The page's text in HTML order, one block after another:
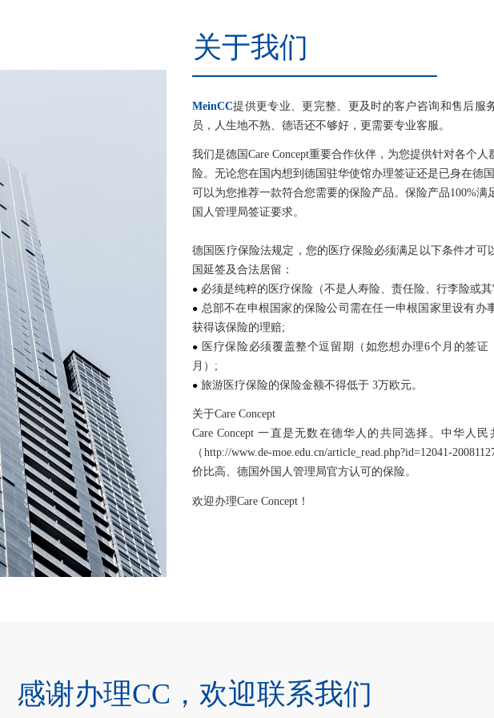
感谢办理CC，欢迎联系我们
关于我们
MeinCC提供更专业、更完整、更及时的客户咨询和售后服
员，人生地不熟、德语还不够好，更需要专业客服。
我们是德国Care Concept重要合作伙伴，为您提供针对各个
险。无论您在国内想到德国驻华使馆办理签证还是已身在德
可以为您推荐一款符合您需要的保险产品。保险产品100%满
国人管理局签证要求。
德国医疗保险法规定，您的医疗保险必须满足以下条件才可
国延签及合法居留：
● 必须是纯粹的医疗保险（不是人寿险、责任险、行李险或
● 总部不在申根国家的保险公司需在任一申根国家里设有办
获得该保险的理赔;
● 医疗保险必须覆盖整个逗留期（如您想办理6个月的签证
月）;
● 旅游医疗保险的保险金额不得低于 3万欧元。
关于Care Concept
Care Concept 一直是无数在德华人的共同选择。中华人
（http://www.de-moe.edu.cn/article_read.php?id=12041-
价比高、德国外国人管理局官方认可的保险。
欢迎办理Care Concept！